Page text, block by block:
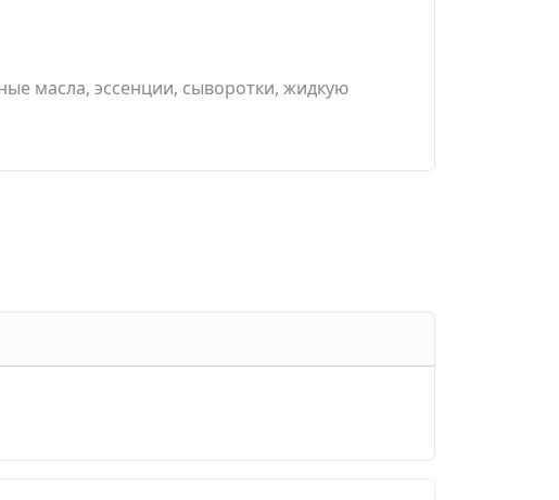
масла, эссенции, сыворотки, жидкую